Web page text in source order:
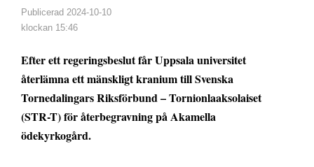
Publicerad 2024-10-10
klockan 15:46
Efter ett regeringsbeslut får Uppsala universitet
återlämna ett mänskligt kranium till Svenska
Tornedalingars Riksförbund – Tornionlaaksolaiset
(STR-T) för återbegravning på Akamella
ödekyrkogård.